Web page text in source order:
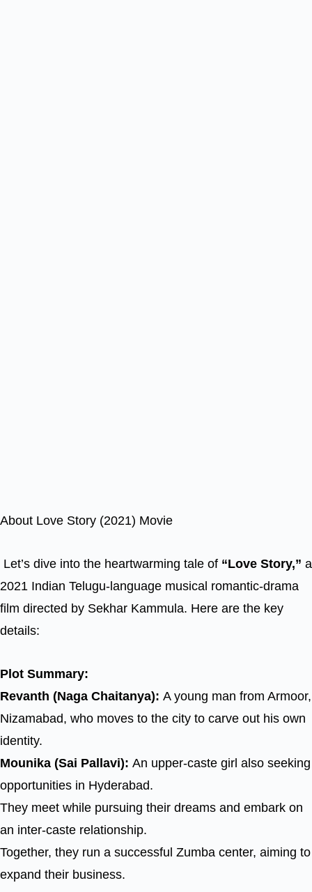
About Love Story (2021) Movie
Let’s dive into the heartwarming tale of “Love Story,” a
2021 Indian Telugu-language musical romantic-drama
film directed by Sekhar Kammula. Here are the key
details:
Plot Summary:
Revanth (Naga Chaitanya): A young man from Armoor,
Nizamabad, who moves to the city to carve out his own
identity.
Mounika (Sai Pallavi): An upper-caste girl also seeking
opportunities in Hyderabad.
They meet while pursuing their dreams and embark on
an inter-caste relationship.
Together, they run a successful Zumba center, aiming to
expand their business.